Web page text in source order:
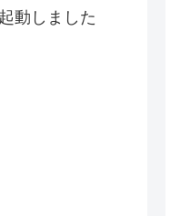
動しました